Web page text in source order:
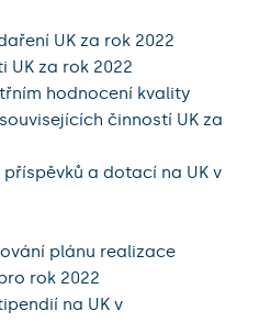
UK za rok 2022
UK za rok 2022
hodnocení kvality
činností UK za
a dotací na UK v
plánu realizace
rok 2022
na UK v